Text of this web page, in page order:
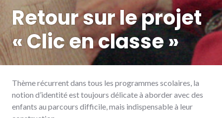
Retour sur le projet
« Clic en classe »
Thème récurrent dans tous les programmes scolaires, la
notion d’identité est toujours délicate à aborder avec des
enfants au parcours difficile, mais indispensable à leur